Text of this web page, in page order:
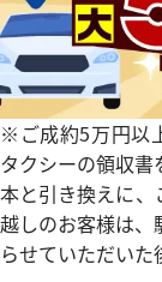
※ご成約5万円以
タクシーの領収
本と引き換えに、
越しのお客様は、
らせていただいた